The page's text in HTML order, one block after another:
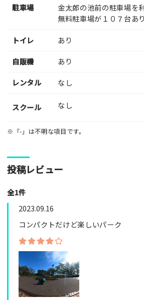
駐車場
金太郎の池前の駐車場を
無料駐車場が１０７台あり
トイレ
あり
自販機
あり
レンタル
なし
スクール なし
※「-」は不明な項目です。
投稿レビュー
全1件
2023.09.16
コンパクトだけど楽しいパーク